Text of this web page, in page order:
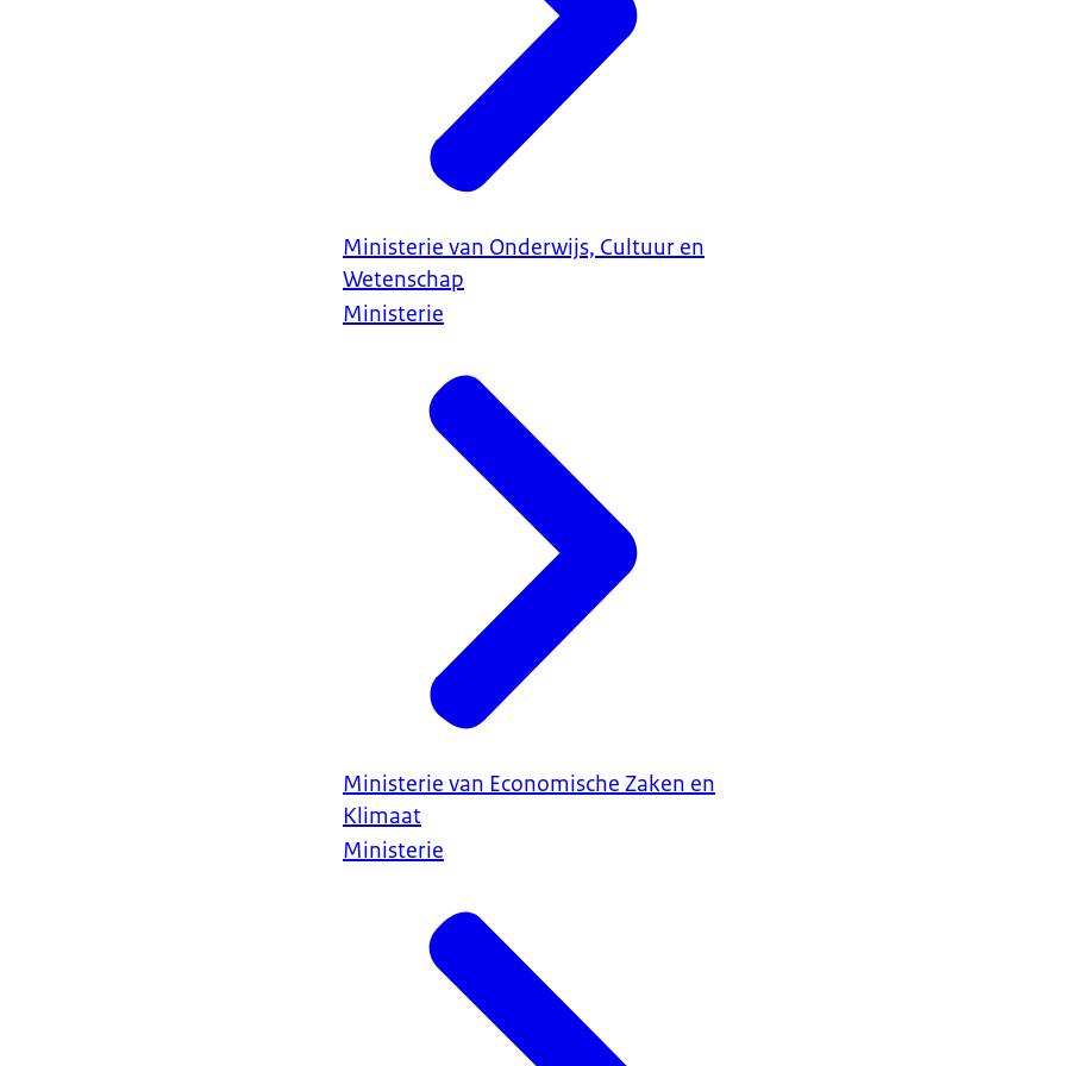
Ministerie van Onderwijs, Cultuur en
Wetenschap
Ministerie
Ministerie van Economische Zaken en
Klimaat
Ministerie